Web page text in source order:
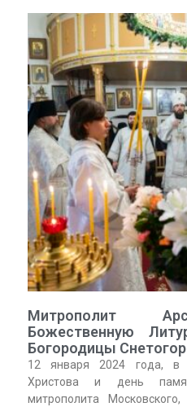
Митрополит
Божественную
Богородицы
12 января 2024 года, в
Христова и день
митрополита